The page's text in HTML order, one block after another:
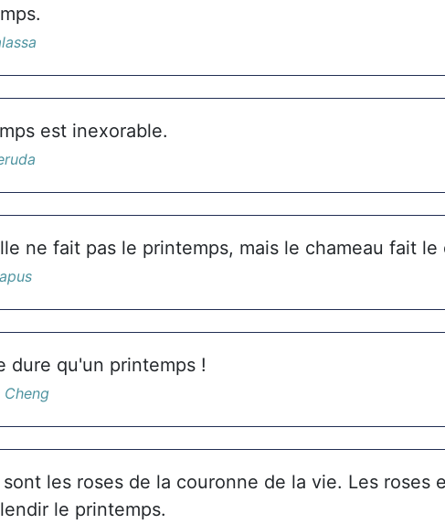
est inexorable.
ne fait pas le printemps, mais le chameau fait le
dure qu'un printemps !
les roses de la couronne de la vie. Les roses
le printemps.